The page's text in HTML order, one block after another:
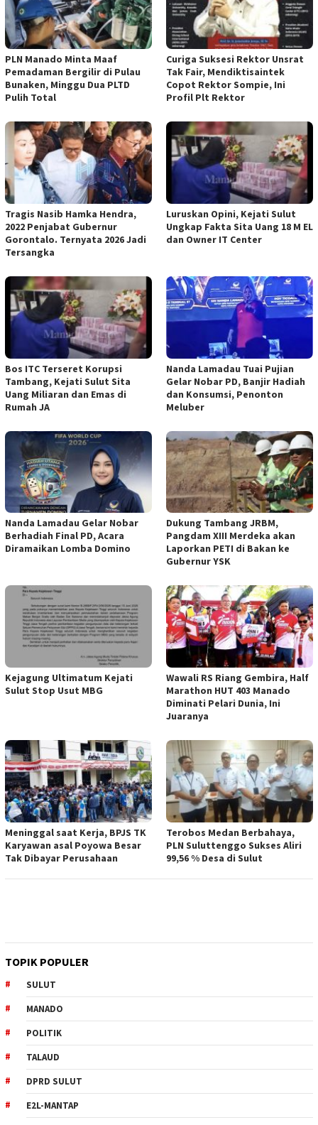
PLN Manado Minta Maaf
Pemadaman Bergilir di Pulau
Bunaken, Minggu Dua PLTD
Pulih Total
Curiga Suksesi Rektor Unsrat
Tak Fair, Mendiktisaintek
Copot Rektor Sompie, Ini
Profil Plt Rektor
Tragis Nasib Hamka Hendra,
2022 Penjabat Gubernur
Gorontalo. Ternyata 2026 Jadi
Tersangka
Luruskan Opini, Kejati Sulut
Ungkap Fakta Sita Uang 18 M EL
dan Owner IT Center
Bos ITC Terseret Korupsi
Tambang, Kejati Sulut Sita
Uang Miliaran dan Emas di
Rumah JA
Nanda Lamadau Tuai Pujian
Gelar Nobar PD, Banjir Hadiah
dan Konsumsi, Penonton
Meluber
Nanda Lamadau Gelar Nobar
Berhadiah Final PD, Acara
Diramaikan Lomba Domino
Dukung Tambang JRBM,
Pangdam XIII Merdeka akan
Laporkan PETI di Bakan ke
Gubernur YSK
Kejagung Ultimatum Kejati
Sulut Stop Usut MBG
Wawali RS Riang Gembira, Half
Marathon HUT 403 Manado
Diminati Pelari Dunia, Ini
Juaranya
Meninggal saat Kerja, BPJS TK
Karyawan asal Poyowa Besar
Tak Dibayar Perusahaan
Terobos Medan Berbahaya,
PLN Suluttenggo Sukses Aliri
99,56 % Desa di Sulut
TOPIK POPULER
SULUT
MANADO
POLITIK
TALAUD
DPRD SULUT
E2L-MANTAP